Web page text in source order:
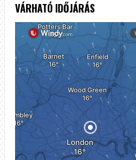
VÁRHATÓ IDŐJÁRÁS